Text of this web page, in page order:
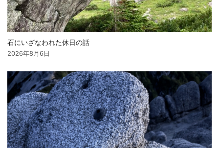
石にいざなわれた休日の話
2026年8月6日